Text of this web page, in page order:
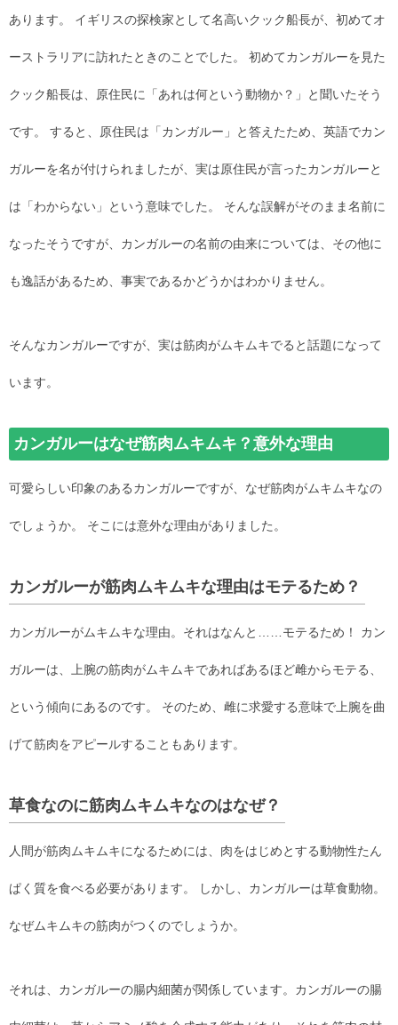
あります。 イギリスの探検家として名高いクック船長が、初めてオ
ーストラリアに訪れたときのことでした。 初めてカンガルーを見た
クック船長は、原住民に「あれは何という動物か？」と聞いたそう
です。 すると、原住民は「カンガルー」と答えたため、英語でカン
ガルーを名が付けられましたが、実は原住民が言ったカンガルーと
は「わからない」という意味でした。 そんな誤解がそのまま名前に
なったそうですが、カンガルーの名前の由来については、その他に
も逸話があるため、事実であるかどうかはわかりません。
そんなカンガルーですが、実は筋肉がムキムキでると話題になって
います。
カンガルーはなぜ筋肉ムキムキ？意外な理由
可愛らしい印象のあるカンガルーですが、なぜ筋肉がムキムキなの
でしょうか。 そこには意外な理由がありました。
カンガルーが筋肉ムキムキな理由はモテるため？
カンガルーがムキムキな理由。それはなんと……モテるため！ カン
ガルーは、上腕の筋肉がムキムキであればあるほど雌からモテる、
という傾向にあるのです。 そのため、雌に求愛する意味で上腕を曲
げて筋肉をアピールすることもあります。
草食なのに筋肉ムキムキなのはなぜ？
人間が筋肉ムキムキになるためには、肉をはじめとする動物性たん
ぱく質を食べる必要があります。 しかし、カンガルーは草食動物。
なぜムキムキの筋肉がつくのでしょうか。
それは、カンガルーの腸内細菌が関係しています。カンガルーの腸